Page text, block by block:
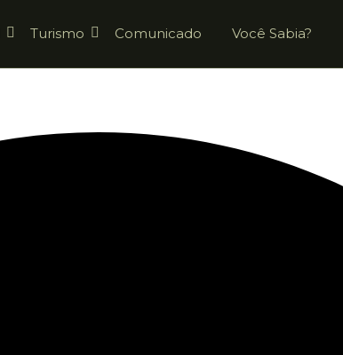
Turismo Comunicado Você Sabia?